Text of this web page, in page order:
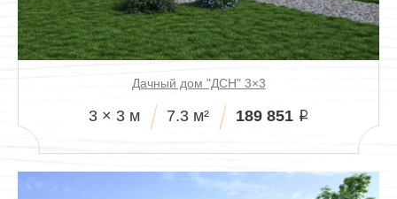
Павильоны
Дачный дом "ДСН" 3×3
3 × 3 м 7.3 м² 189 851 i